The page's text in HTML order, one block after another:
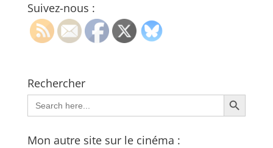
Suivez-nous :
Rechercher
Search
for:
Search Button
Mon autre site sur le cinéma :